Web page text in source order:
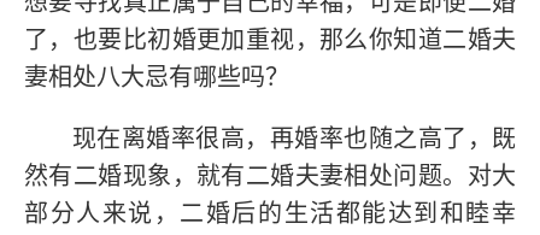
了，也要比初婚更加重视，那么你知道二婚夫
妻相处八大忌有哪些吗？
现在离婚率很高，再婚率也随之高了，既
然有二婚现象，就有二婚夫妻相处问题。对大
部分人来说，二婚后的生活都能达到和睦幸